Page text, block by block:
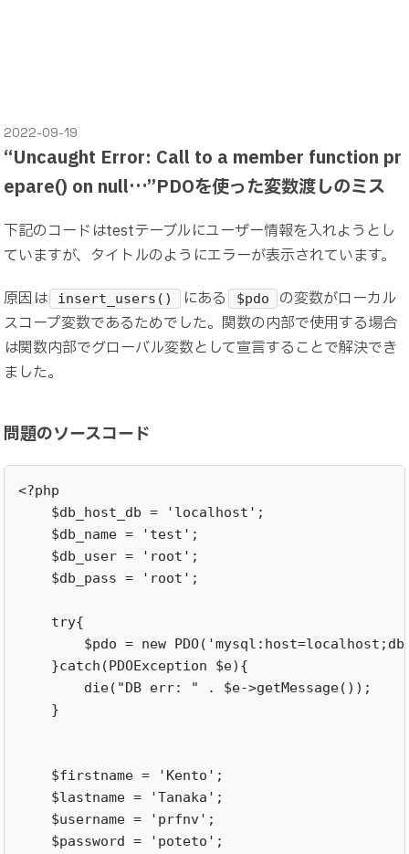
2022-09-19
“Uncaught Error: Call to a member function pr
epare() on null…”PDOを使った変数渡しのミス
下記のコードはtestテーブルにユーザー情報を入れようとし
ていますが、タイトルのようにエラーが表示されています。
原因は
insert_users() にある $pdo
の変数がローカル
スコープ変数であるためでした。関数の内部で使用する場合
は関数内部でグローバル変数として宣言することで解決でき
ました。
問題のソースコード
<?php
    $db_host_db = 'localhost';
    $db_name = 'test';
    $db_user = 'root';
    $db_pass = 'root';
    try{
$pdo = new
    }catch(PDOException $e){
        die("DB err: " . $e->getMessage());
    }
    $firstname = 'Kento';
    $lastname = 'Tanaka';
    $username = 'prfnv';
    $password = 'poteto';